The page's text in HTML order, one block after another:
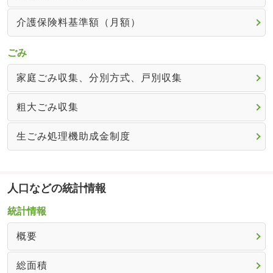
介護保険料基準額（月額）
ごみ
家庭ごみ収集、分別方式、戸別収集
粗大ごみ収集
生ごみ処理機助成金制度
人口などの統計情報
統計情報
概要
総面積